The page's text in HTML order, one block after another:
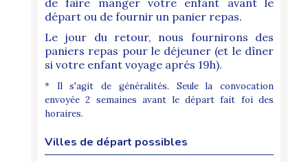
de faire manger votre enfant avant le
départ ou de fournir un panier repas.
Le jour du retour, nous fournirons des
paniers repas pour le déjeuner (et le dîner
si votre enfant voyage aprés 19h).
* Il s'agit de généralités. Seule la convocation
envoyée 2 semaines avant le départ fait foi des
horaires.
Villes de départ possibles